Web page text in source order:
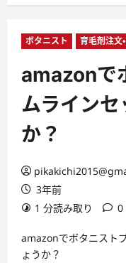
ー
ボタニスト 育毛剤注文
amazonで
ムライン
か？
3年前
1 分読み取り
0
amazonでボタニスト
ょうか？